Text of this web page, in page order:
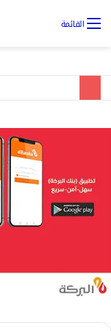
القائمة